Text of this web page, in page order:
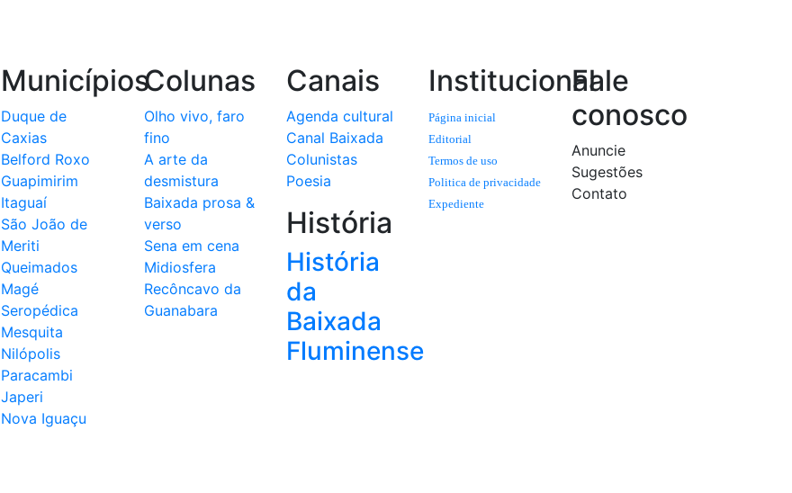
Municípios
Duque de
Caxias
Belford Roxo
Guapimirim
Itaguaí
São João de
Meriti
Queimados
Magé
Seropédica
Mesquita
Nilópolis
Paracambi
Japeri
Nova Iguaçu
Colunas
Olho vivo, faro
fino
A arte da
desmistura
Baixada prosa &
verso
Sena em cena
Midiosfera
Recôncavo da
Guanabara
Canais
Agenda cultural
Canal Baixada
Colunistas
Poesia
História
História
da
Baixada
Fluminense
Institucional
Página inicial
Editorial
Termos de uso
Politica de privacidade
Expediente
Fale
conosco
Anuncie
Sugestões
Contato